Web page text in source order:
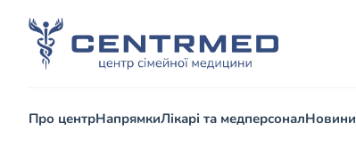
Про центрНапрямкиЛікарі та медперсоналНовини